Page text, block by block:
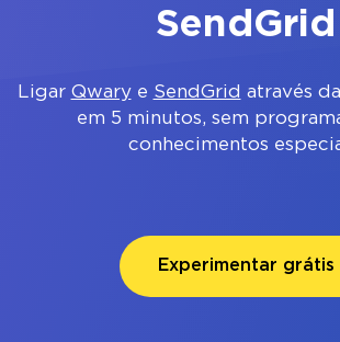
SendGrid
Ligar Qwarye SendGrid através
em 5 minutos, sem
conhecimentos
Experimentar grátis